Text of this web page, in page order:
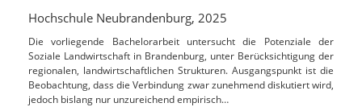
Hochschule Neubrandenburg, 2025
Die vorliegende Bachelorarbeit untersucht die Potenziale der
Soziale Landwirtschaft in Brandenburg, unter Berücksichtigung der
regionalen, landwirtschaftlichen Strukturen. Ausgangspunkt ist die
Beobachtung, dass die Verbindung zwar zunehmend diskutiert wird,
jedoch bislang nur unzureichend empirisch…